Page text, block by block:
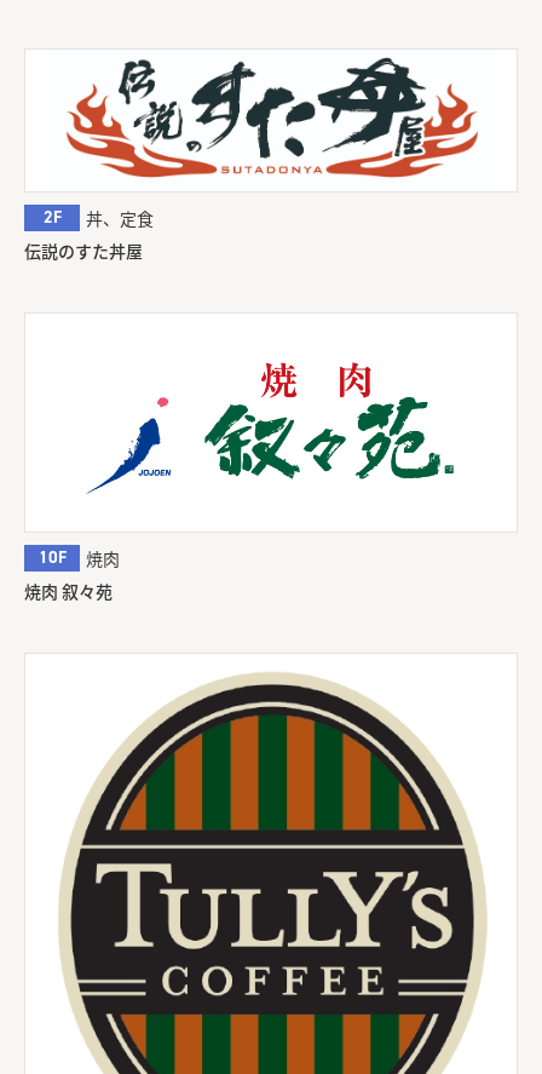
2F
丼、定食
伝説のすた丼屋
10F
焼肉
焼肉 叙々苑